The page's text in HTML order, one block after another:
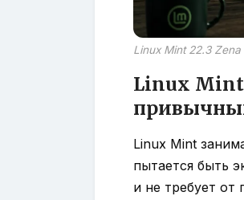
Linux Mint 22.3 Zena
Linux Mint
Linux Mint
пытается быть
и не требует от